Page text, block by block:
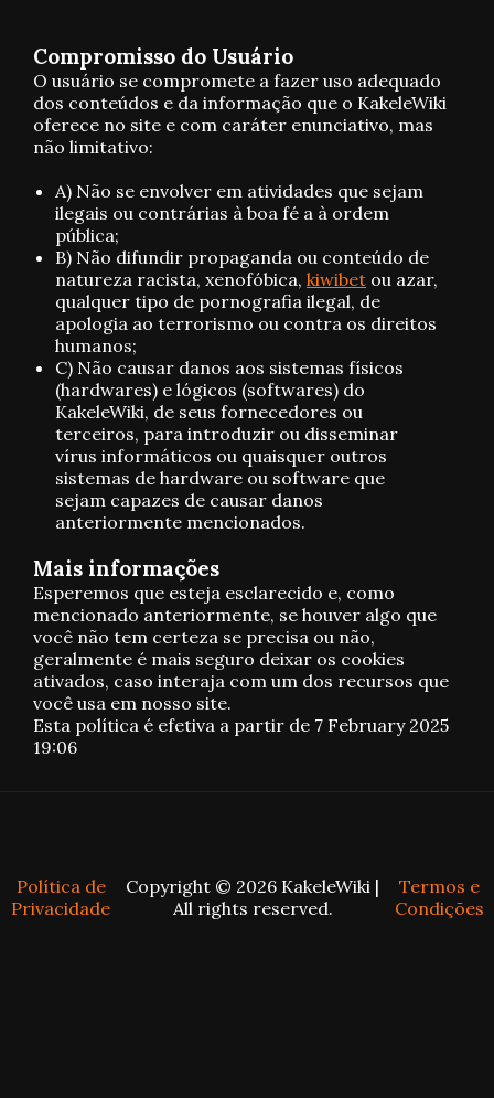
Compromisso do Usuário
O usuário se compromete a fazer uso adequado
dos conteúdos e da informação que o KakeleWiki
oferece no site e com caráter enunciativo, mas
não limitativo:
A) Não se envolver em atividades que sejam
ilegais ou contrárias à boa fé a à ordem
pública;
B) Não difundir propaganda ou conteúdo de
natureza racista, xenofóbica, kiwibet ou azar,
qualquer tipo de pornografia ilegal, de
apologia ao terrorismo ou contra os direitos
humanos;
C) Não causar danos aos sistemas físicos
(hardwares) e lógicos (softwares) do
KakeleWiki, de seus fornecedores ou
terceiros, para introduzir ou disseminar
vírus informáticos ou quaisquer outros
sistemas de hardware ou software que
sejam capazes de causar danos
anteriormente mencionados.
Mais informações
Esperemos que esteja esclarecido e, como
mencionado anteriormente, se houver algo que
você não tem certeza se precisa ou não,
geralmente é mais seguro deixar os cookies
ativados, caso interaja com um dos recursos que
você usa em nosso site.
Esta política é efetiva a partir de 7 February 2025
19:06
Política de
Privacidade
Copyright © 2026 KakeleWiki |
All rights reserved.
Termos e
Condições